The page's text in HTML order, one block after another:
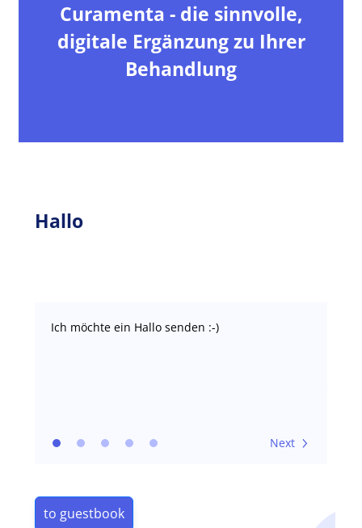
Curamenta - die sinnvolle,
digitale Ergänzung zu Ihrer
Behandlung
Hallo
Ich möchte ein Hallo senden :-)
Next
to guestbook